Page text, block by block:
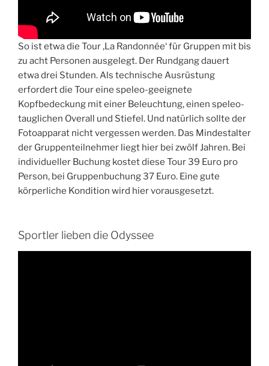
So ist etwa die Tour ‚La Randonnée‘ für Gruppen mit bis
zu acht Personen ausgelegt. Der Rundgang dauert
etwa drei Stunden. Als technische Ausrüstung
erfordert die Tour eine speleo-geeignete
Kopfbedeckung mit einer Beleuchtung, einen speleo-
tauglichen Overall und Stiefel. Und natürlich sollte der
Fotoapparat nicht vergessen werden. Das Mindestalter
der Gruppenteilnehmer liegt hier bei zwölf Jahren. Bei
individueller Buchung kostet diese Tour 39 Euro pro
Person, bei Gruppenbuchung 37 Euro. Eine gute
körperliche Kondition wird hier vorausgesetzt.
Sportler lieben die Odyssee